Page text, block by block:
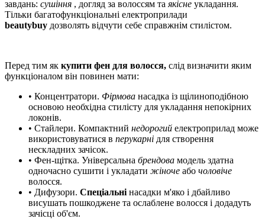
завдань: сушіння , догляд за волоссям та якісне укладання.
Тільки багатофункціональні електроприлади
beautybuy дозволять відчути себе справжнім стилістом.
Перед тим як купити фен для волосся, слід визначити яким
функціоналом він повинен мати:
• Концентратори. Фірмова насадка із щілиноподібною
основою необхідна стилісту для укладання непокірних
локонів.
• Стайлери. Компактний недорогий електроприлад може
використовуватися в перукарні для створення
нескладних зачісок.
• Фен-щітка. Універсальна брендова модель здатна
одночасно сушити і укладати жіноче або чоловіче
волосся.
• Дифузори. Спеціальні насадки м'яко і дбайливо
висушать пошкоджене та ослаблене волосся і додадуть
зачісці об'єм.